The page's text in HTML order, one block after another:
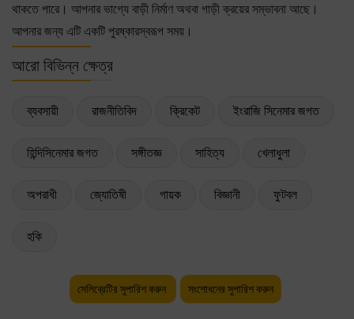
থাকতে পারে। আপনার ভাগ্যে বাড়ী নির্মাণ অথবা গাড়ী ক্রয়ের সম্ভাবনা আছে।
আপনার জন্য এটি একটি পুরষ্কারস্বরূপ সময়।
আরো বিভিন্ন ক্ষেত্র
ব্যবসায়ী রাজনীতিবিদ ক্রিকেট ইংরাজি সিনেমার জগত
হিন্দিসিনেমার জগত সঙ্গীতজ্ঞ সাহিত্য খেলাধুলা
অপরাধী জ্যোতিষী গায়ক বিজ্ঞানী ফুটবল
হকি
সেলিব্রেটির সুপারিশ করুন সংশোধনের সুপারিশ করুন